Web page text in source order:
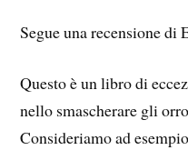
Segue una recensione
Questo è un libro di
nello smascherare gli
Consideriamo ad